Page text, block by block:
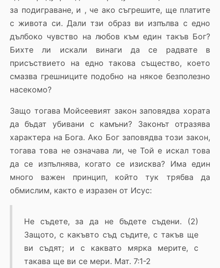
за подиграване, и , че ако съгрешите, ще платите
с живота си. Дали тзи образ ви изпълва с едно
дълбоко чувство на любов към един такъв Бог?
Бихте ли искали винаги да се радвате в
присъствието на едно такова същество, което
смазва грешниците подобно на някое безполезно
насекомо?
Защо тогава Мойсеевият закон заповядва хората
да бъдат убивани с камъни? Законът отразява
характера на Бога. Ако Бог заповядва този закон,
тогава това не означава ли, че Той е искал това
да се изпълнява, когато се изисква? Има един
много важен принцип, който тук трябва да
обмислим, както е изразен от Исус:
Не съдете, за да не бъдете съдени. (2)
Защото, с какъвто съд съдите, с такъв ще
ви съдят; и с каквато мярка мерите, с
такава ще ви се мери. Мат. 7:1-2